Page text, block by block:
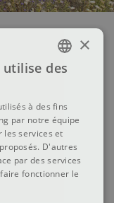
FRENCH
ENGLISH
×
des
à des fins
par notre équipe
les services et
D'autres
par des services
fonctionner le